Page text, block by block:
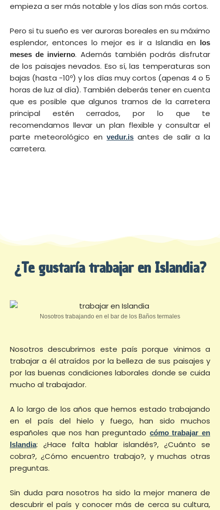
empieza a ser más notable y los días son más cortos.
Pero si tu sueño es ver auroras boreales en su máximo
esplendor, entonces lo mejor es ir a Islandia en los
meses de invierno. Además también podrás disfrutar
de los paisajes nevados. Eso sí, las temperaturas son
bajas (hasta -10º) y los días muy cortos (apenas 4 o 5
horas de luz al día). También deberás tener en cuenta
que es posible que algunos tramos de la carretera
principal estén cerrados, por lo que te
recomendamos llevar un plan flexible y consultar el
parte meteorológico envedur.is antes de salir a la
carretera.
¿Te gustaría trabajar en Islandia?
Nosotros trabajando en el bar de los Baños termales
Nosotros descubrimos este país porque vinimos a
trabajar a él atraídos por la belleza de sus paisajes y
por las buenas condiciones laborales donde se cuida
mucho al trabajador.
A lo largo de los años que hemos estado trabajando
en el país del hielo y fuego, han sido muchos
españoles que nos han preguntado cómo trabajar en
Islandia: ¿Hace falta hablar islandés?, ¿Cuánto se
cobra?, ¿Cómo encuentro trabajo?, y muchas otras
preguntas.
Sin duda para nosotros ha sido la mejor manera de
descubrir el país y conocer más de cerca su cultura,